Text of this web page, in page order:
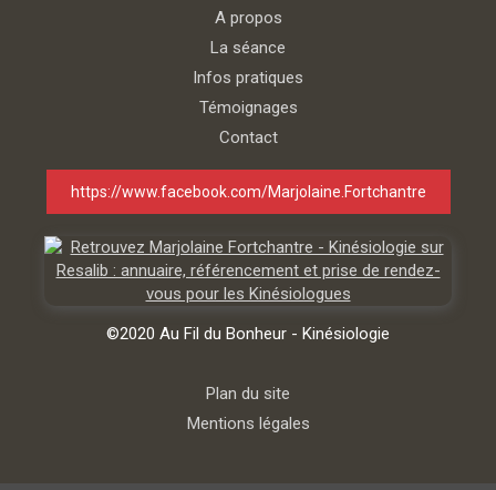
A propos
La séance
Infos pratiques
Témoignages
Contact
https://www.facebook.com/Marjolaine.Fortchantre
©2020 Au Fil du Bonheur - Kinésiologie
Plan du site
Mentions légales